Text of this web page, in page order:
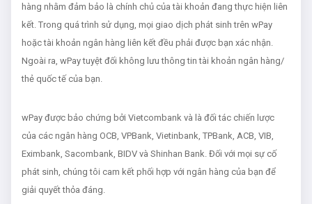
hàng nhằm đảm bảo là chính chủ của tài khoản đang thực hiện liên
kết. Trong quá trình sử dụng, mọi giao dịch phát sinh trên wPay
hoặc tài khoản ngân hàng liên kết đều phải được bạn xác nhận.
Ngoài ra, wPay tuyệt đối không lưu thông tin tài khoản ngân hàng/
thẻ quốc tế của bạn.
wPay được bảo chứng bởi Vietcombank và là đối tác chiến lược
của các ngân hàng OCB, VPBank, Vietinbank, TPBank, ACB, VIB,
Eximbank, Sacombank, BIDV và Shinhan Bank. Đối với mọi sự cố
phát sinh, chúng tôi cam kết phối hợp với ngân hàng của bạn để
giải quyết thỏa đáng.